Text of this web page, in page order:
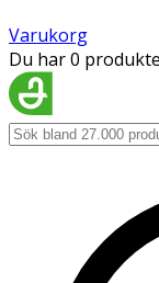
Varukorg
Du har 0